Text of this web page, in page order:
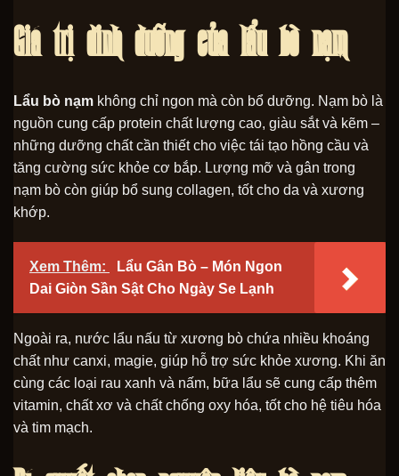
Giá trị dinh dưỡng của lẩu bò nạm
Lẩu bò nạm không chỉ ngon mà còn bổ dưỡng. Nạm bò là
nguồn cung cấp protein chất lượng cao, giàu sắt và kẽm –
những dưỡng chất cần thiết cho việc tái tạo hồng cầu và
tăng cường sức khỏe cơ bắp. Lượng mỡ và gân trong
nạm bò còn giúp bổ sung collagen, tốt cho da và xương
khớp.
Xem Thêm:
Lẩu Gân Bò – Món Ngon
Dai Giòn Sần Sật Cho Ngày Se Lạnh
Ngoài ra, nước lẩu nấu từ xương bò chứa nhiều khoáng
chất như canxi, magie, giúp hỗ trợ sức khỏe xương. Khi ăn
cùng các loại rau xanh và nấm, bữa lẩu sẽ cung cấp thêm
vitamin, chất xơ và chất chống oxy hóa, tốt cho hệ tiêu hóa
và tim mạch.